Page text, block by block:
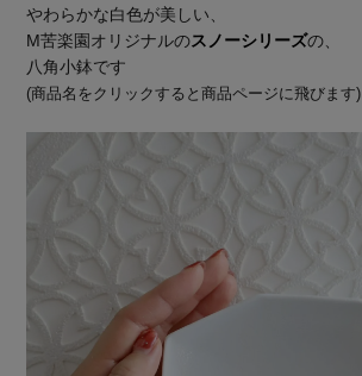
やわらかな白色が美しい、
M苦楽園オリジナルのスノーシリーズの、
八角小鉢です
(商品名をクリックすると商品ページに飛びます)